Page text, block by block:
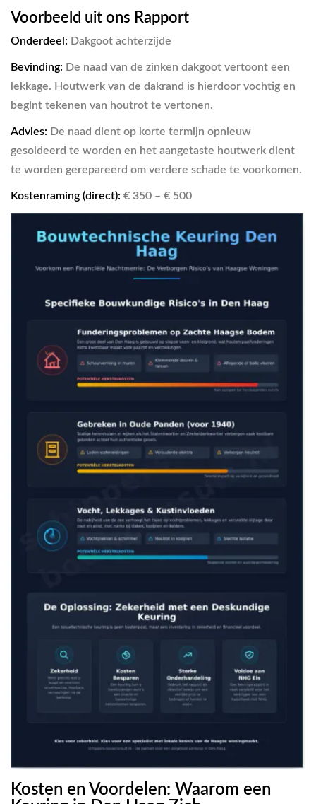
Voorbeeld uit ons Rapport
Onderdeel: Dakgoot achterzijde
Bevinding: De naad van de zinken dakgoot vertoont een
lekkage. Houtwerk van de dakrand is hierdoor vochtig en
begint tekenen van houtrot te vertonen.
Advies: De naad dient op korte termijn opnieuw
gesoldeerd te worden en het aangetaste houtwerk dient
te worden gerepareerd om verdere schade te voorkomen.
Kostenraming (direct): € 350 – € 500
Kosten en Voordelen: Waarom een